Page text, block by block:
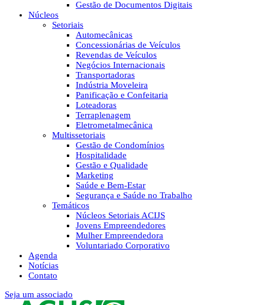
Gestão de Documentos Digitais
Núcleos
Setoriais
Automecânicas
Concessionárias de Veículos
Revendas de Veículos
Negócios Internacionais
Transportadoras
Indústria Moveleira
Panificação e Confeitaria
Loteadoras
Terraplenagem
Eletrometalmecânica
Multissetoriais
Gestão de Condomínios
Hospitalidade
Gestão e Qualidade
Marketing
Saúde e Bem-Estar
Segurança e Saúde no Trabalho
Temáticos
Núcleos Setoriais ACIJS
Jovens Empreendedores
Mulher Empreendedora
Voluntariado Corporativo
Agenda
Notícias
Contato
Seja um associado